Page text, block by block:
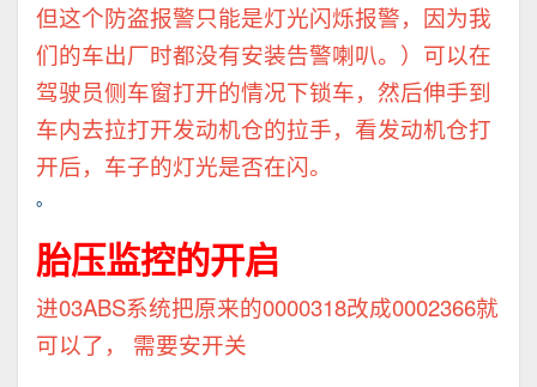
但这个防盗报警只能是灯光闪烁报警，因为我
们的车出厂时都没有安装告警喇叭。）可以在
驾驶员侧车窗打开的情况下锁车，然后伸手到
车内去拉打开发动机仓的拉手，看发动机仓打
开后，车子的灯光是否在闪。
。
胎压监控的开启
进03ABS系统把原来的0000318改成0002366就
可以了， 需要安开关